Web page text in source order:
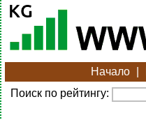
Начало
Поиск по рейтингу: